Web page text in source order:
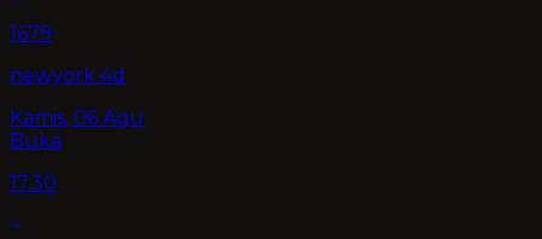
1679
newyork 4d
Kamis, 06 Agu
Buka
17.30